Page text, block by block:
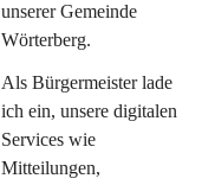
unserer Gemeinde
Wörterberg.
Als Bürgermeister lade
ich ein, unsere digitalen
Services wie
Mitteilungen,